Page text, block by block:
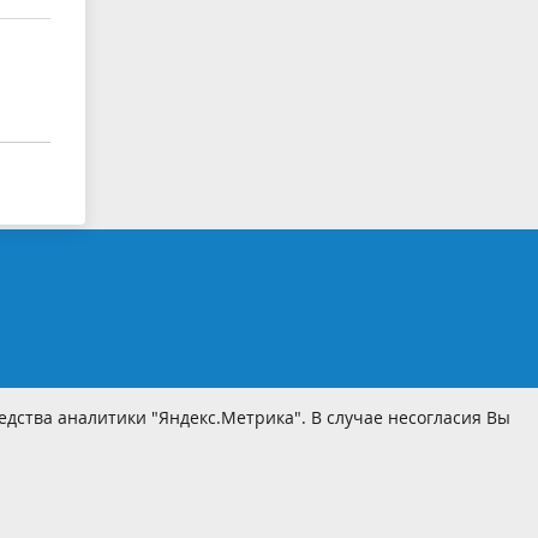
аналитики "Яндекс.Метрика". В случае несогласия Вы